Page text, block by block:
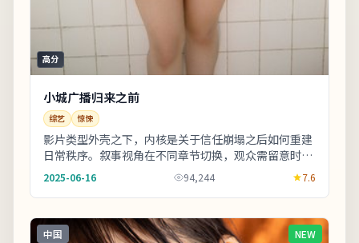
高分
小城广播归来之前
综艺 惊悚
影片类型外壳之下，内核是关于信任崩塌之后如何重建
日常秩序。叙事视角在不同章节切换，观众需留意时间
标注以免迷路。剧情信息与人物关系可在二刷时解锁
2025-06-16 94,244 7.6
中国 NEW